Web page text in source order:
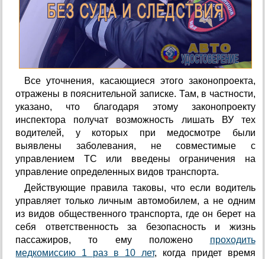
Все уточнения, касающиеся этого законопроекта,
отражены в пояснительной записке. Там, в частности,
указано, что благодаря этому законопроекту
инспектора получат возможность лишать ВУ тех
водителей, у которых при медосмотре были
выявлены заболевания, не совместимые с
управлением ТС или введены ограничения на
управление определенных видов транспорта.
Действующие правила таковы, что если водитель
управляет только личным автомобилем, а не одним
из видов общественного транспорта, где он берет на
себя ответственность за безопасность и жизнь
пассажиров, то ему положено проходить
медкомиссию 1 раз в 10 лет, когда придет время